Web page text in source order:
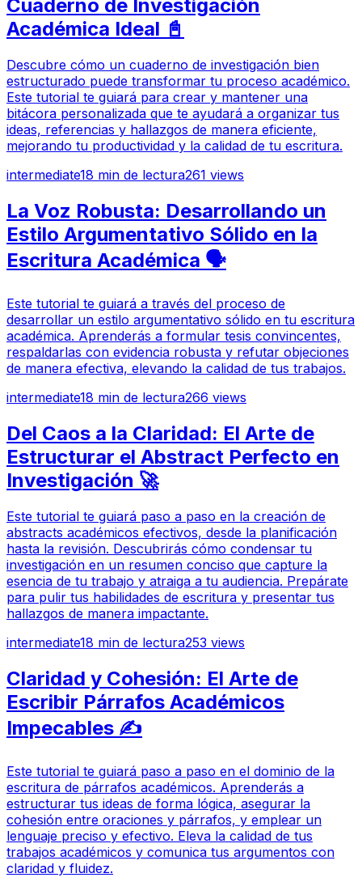
Cuaderno de Investigación
Académica Ideal 📓
Descubre cómo un cuaderno de investigación bien
estructurado puede transformar tu proceso académico.
Este tutorial te guiará para crear y mantener una
bitácora personalizada que te ayudará a organizar tus
ideas, referencias y hallazgos de manera eficiente,
mejorando tu productividad y la calidad de tu escritura.
intermediate18 min de lectura261 views
La Voz Robusta: Desarrollando un
Estilo Argumentativo Sólido en la
Escritura Académica 🗣️
Este tutorial te guiará a través del proceso de
desarrollar un estilo argumentativo sólido en tu escritura
académica. Aprenderás a formular tesis convincentes,
respaldarlas con evidencia robusta y refutar objeciones
de manera efectiva, elevando la calidad de tus trabajos.
intermediate18 min de lectura266 views
Del Caos a la Claridad: El Arte de
Estructurar el Abstract Perfecto en
Investigación 🚀
Este tutorial te guiará paso a paso en la creación de
abstracts académicos efectivos, desde la planificación
hasta la revisión. Descubrirás cómo condensar tu
investigación en un resumen conciso que capture la
esencia de tu trabajo y atraiga a tu audiencia. Prepárate
para pulir tus habilidades de escritura y presentar tus
hallazgos de manera impactante.
intermediate18 min de lectura253 views
Claridad y Cohesión: El Arte de
Escribir Párrafos Académicos
Impecables ✍️
Este tutorial te guiará paso a paso en el dominio de la
escritura de párrafos académicos. Aprenderás a
estructurar tus ideas de forma lógica, asegurar la
cohesión entre oraciones y párrafos, y emplear un
lenguaje preciso y efectivo. Eleva la calidad de tus
trabajos académicos y comunica tus argumentos con
claridad y fluidez.